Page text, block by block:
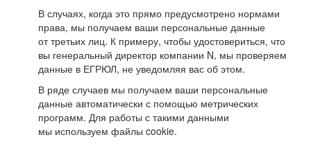
В случаях, когда это прямо предусмотрено нормами
права, мы получаем ваши персональные данные
от третьих лиц. К примеру, чтобы удостовериться, что
вы генеральный директор компании N, мы проверяем
данные в ЕГРЮЛ, не уведомляя вас об этом.
В ряде случаев мы получаем ваши персональные
данные автоматически с помощью метрических
программ. Для работы с такими данными
мы используем файлы cookie.